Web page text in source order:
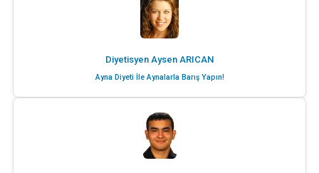
Diyetisyen Aysen ARICAN
Ayna Diyeti İle Aynalarla Barış Yapın!